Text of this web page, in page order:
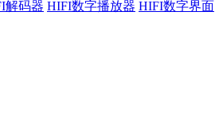
解码器 HIFI数字播放器 HIFI数字界面